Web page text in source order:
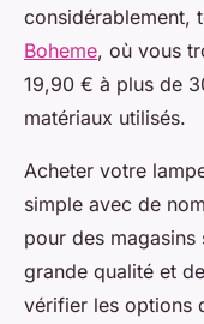
considérablement,
Boheme, où vous
19,90 € à plus de
matériaux utilisés.
Acheter votre
simple avec de
pour des magasins
grande qualité et
vérifier les options